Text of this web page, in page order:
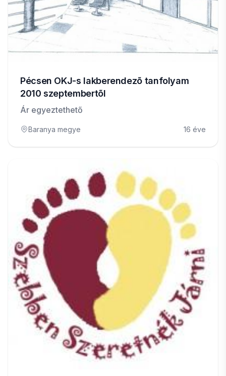
Pécsen OKJ-s lakberendezõ tanfolyam
2010 szeptembertõl
Ár egyeztethető
Baranya megye 16 éve